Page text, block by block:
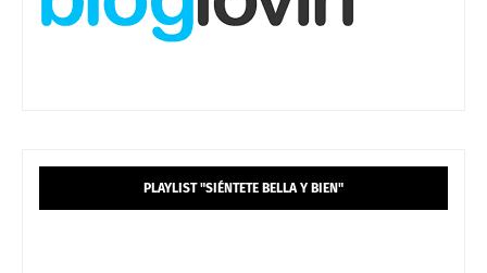
PLAYLIST "SIÉNTETE BELLA Y BIEN"